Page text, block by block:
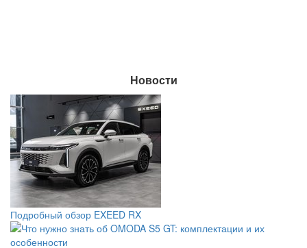
Новости
Подробный обзор EXEED RX